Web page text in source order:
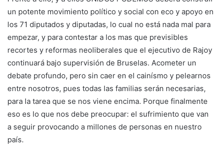
un potente movimiento político y social con eco y apoyo en
los 71 diputados y diputadas, lo cual no está nada mal para
empezar, y para contestar a los mas que previsibles
recortes y reformas neoliberales que el ejecutivo de Rajoy
continuará bajo supervisión de Bruselas. Acometer un
debate profundo, pero sin caer en el cainísmo y pelearnos
entre nosotros, pues todas las familias serán necesarias,
para la tarea que se nos viene encima. Porque finalmente
eso es lo que nos debe preocupar: el sufrimiento que van
a seguir provocando a millones de personas en nuestro
país.